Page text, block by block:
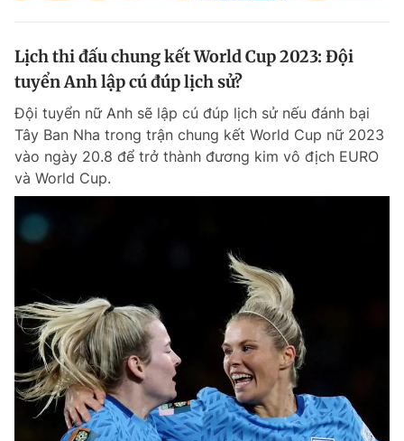
Lịch thi đấu chung kết World Cup 2023: Đội
tuyển Anh lập cú đúp lịch sử?
Đội tuyển nữ Anh sẽ lập cú đúp lịch sử nếu đánh bại
Tây Ban Nha trong trận chung kết World Cup nữ 2023
vào ngày 20.8 để trở thành đương kim vô địch EURO
và World Cup.